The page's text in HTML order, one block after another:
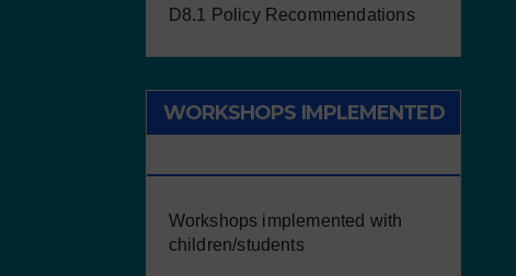
D8.1 Policy Recommendations
WORKSHOPS IMPLEMENTED
Workshops implemented with
children/students